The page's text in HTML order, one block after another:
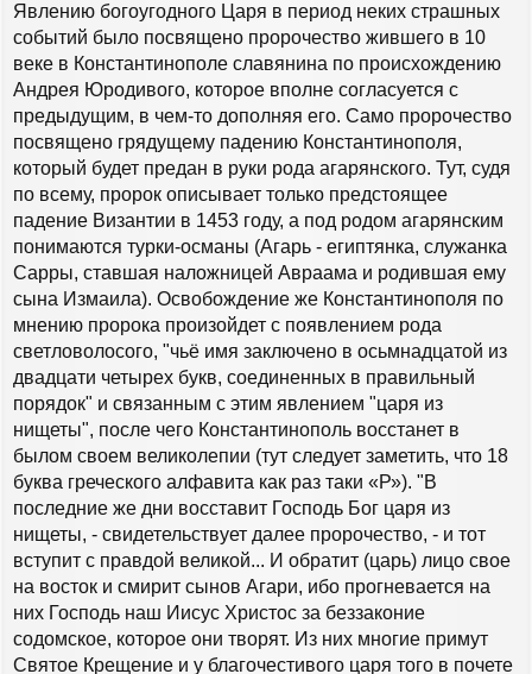
Явлению богоугодного Царя в период неких страшных
событий было посвящено пророчество жившего в 10
веке в Константинополе славянина по происхождению
Андрея Юродивого, которое вполне согласуется с
предыдущим, в чем-то дополняя его. Само пророчество
посвящено грядущему падению Константинополя,
который будет предан в руки рода агарянского. Тут, судя
по всему, пророк описывает только предстоящее
падение Византии в 1453 году, а под родом агарянским
понимаются турки-османы (Агарь - египтянка, служанка
Сарры, ставшая наложницей Авраама и родившая ему
сына Измаила). Освобождение же Константинополя по
мнению пророка произойдет с появлением рода
светловолосого, "чьё имя заключено в осьмнадцатой из
двадцати четырех букв, соединенных в правильный
порядок" и связанным с этим явлением "царя из
нищеты", после чего Константинополь восстанет в
былом своем великолепии (тут следует заметить, что 18
буква греческого алфавита как раз таки «Р»). "В
последние же дни восставит Господь Бог царя из
нищеты, - свидетельствует далее пророчество, - и тот
вступит с правдой великой... И обратит (царь) лицо свое
на восток и смирит сынов Агари, ибо прогневается на
них Господь наш Иисус Христос за беззаконие
содомское, которое они творят. Из них многие примут
Святое Крещение и у благочестивого царя того в почете